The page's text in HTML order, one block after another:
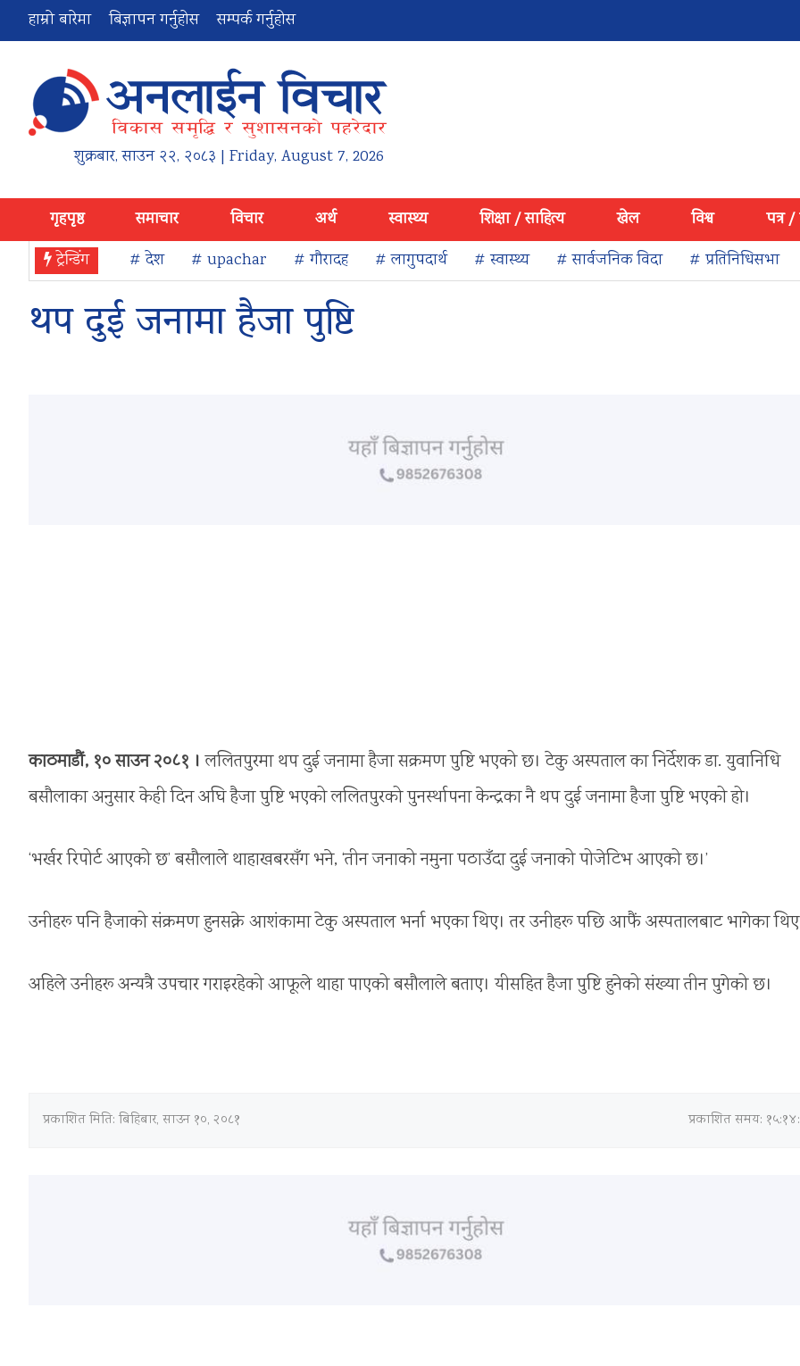
हाम्रो बारेमा बिज्ञापन गर्नुहोस सम्पर्क गर्नुहोस
शुक्रबार,साउन २२, २०८३ | Friday, August 7, 2026
गृहपृष्ठ समाचार विचार अर्थ स्वास्थ्य शिक्षा / साहित्य खेल विश्व
पत्र /
ट्रेन्डिंग
# देश # upachar # गौरादह # लागुपदार्थ # स्वास्थ्य # सार्वजनिक विदा # प्रतिनिधिसभा
थप दुई जनामा हैजा पुष्टि
काठमाडौं, १० साउन २०८१ ।ललितपुरमा थप दुई जनामा हैजा सक्रमण पुष्टि भएको छ। टेकु अस्पताल का निर्देशक डा. युवानिधि
बसौलाका अनुसार केही दिन अघि हैजा पुष्टि भएको ललितपुरको पुनर्स्थापना केन्द्रका नै थप दुई जनामा हैजा पुष्टि भएको हो।
‘भर्खर रिपोर्ट आएको छ’ बसौलाले थाहाखबरसँग भने, ‘तीन जनाको नमुना पठाउँदा दुई जनाको पोजेटिभ आएको छ।’
उनीहरू पनि हैजाको संक्रमण हुनसक्ने आशंकामा टेकु अस्पताल भर्ना भएका थिए। तर उनीहरू पछि आफैं अस्पतालबाट भागेका
अहिले उनीहरू अन्यत्रै उपचार गराइरहेको आफूले थाहा पाएको बसौलाले बताए। यीसहित हैजा पुष्टि हुनेको संख्या तीन पुगेको छ।
प्रकाशित मिति: बिहिबार, साउन १०, २०८१ प्रकाशित समय: